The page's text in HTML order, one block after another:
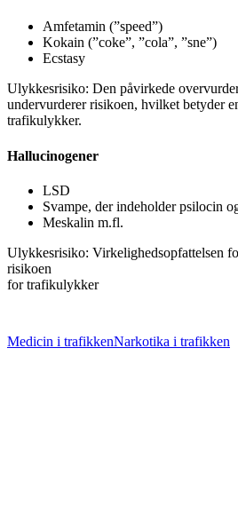
Amfetamin (”speed”)
Kokain (”coke”, ”cola”, ”sne”)
Ecstasy
Ulykkesrisiko: Den påvirkede
undervurderer risikoen, hvilket betyder
trafikulykker.
Hallucinogener
LSD
Svampe, der indeholder psilocin
Meskalin m.fl.
Ulykkesrisiko: Virkelighedsopfattelsen
risikoen
for trafikulykker
Medicin i trafikkenNarkotika i trafikken